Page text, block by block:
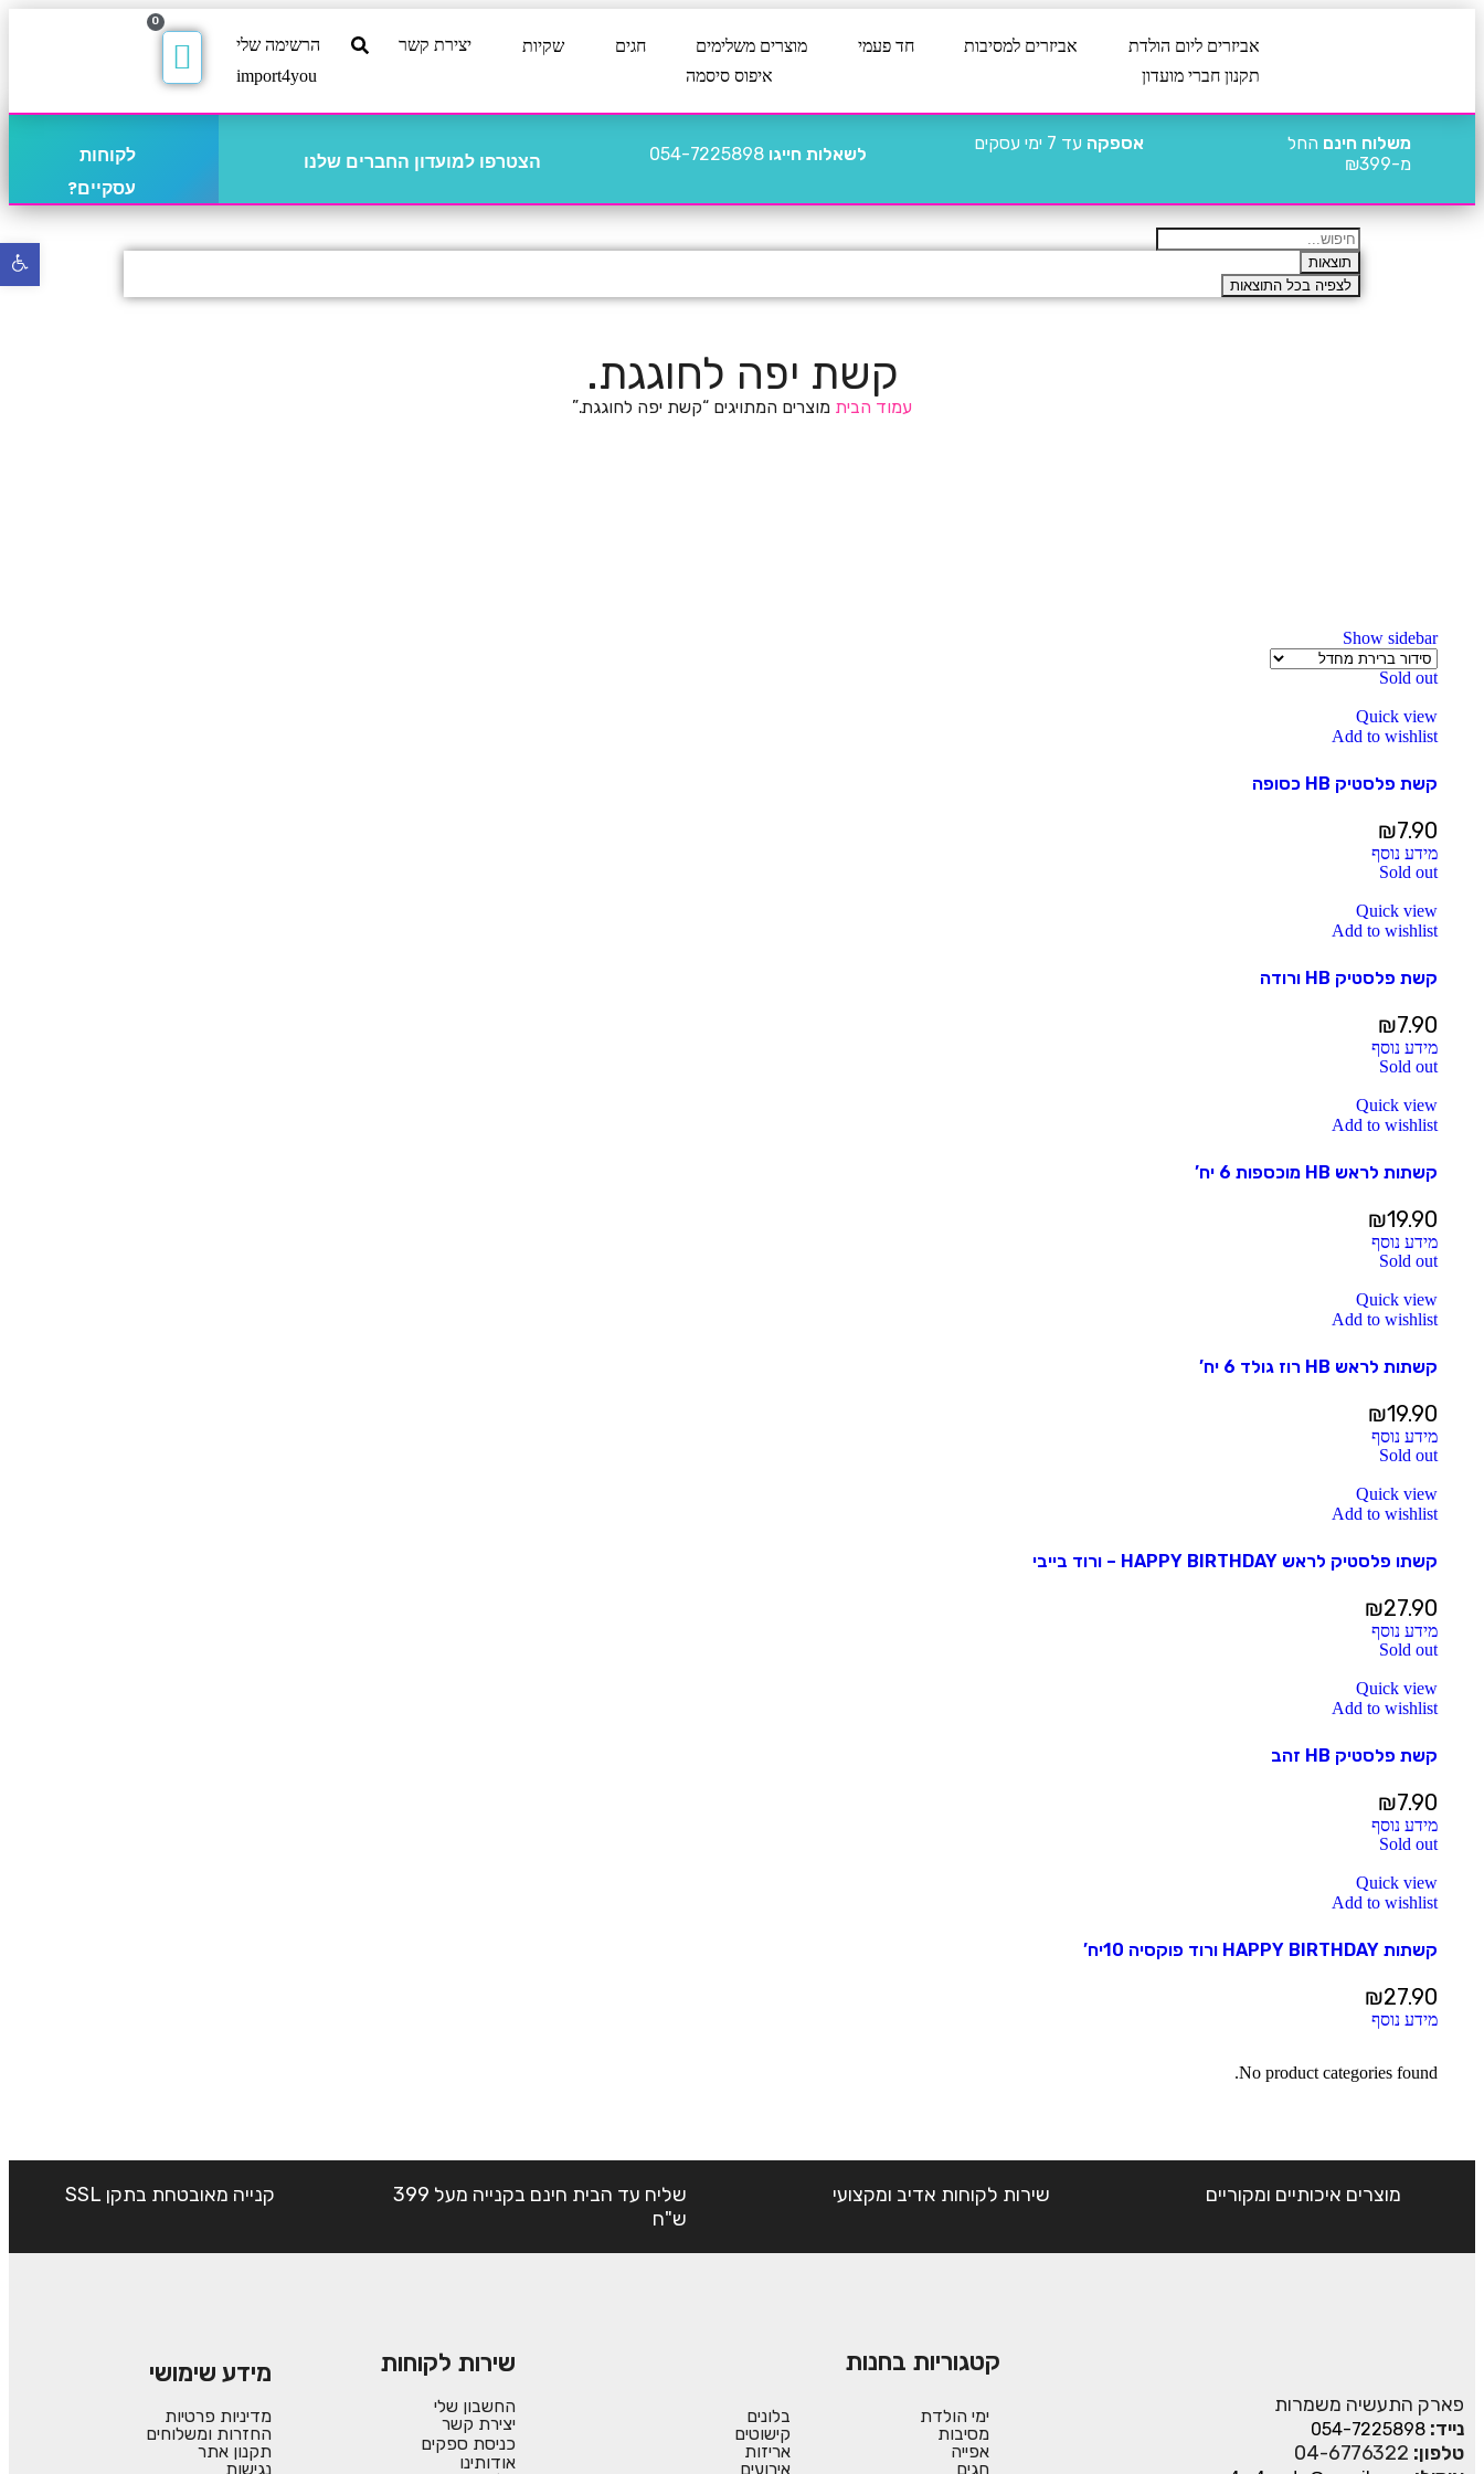
אביזרים ליום הולדת אביזרים למסיבות חד פעמי מוצרים משלימים חגים שקיות יצירת קשר
הרשימה שלי
תקנון חברי מועדון
איפוס סיסמה import4you
0
משלוח חינם החל
מ-₪399
אספקה עד 7 ימי עסקים
לשאלות חייגו 054-7225898 הצטרפו למועדון החברים שלנו
לקוחות
עסקיים?
תוצאות
לצפיה בכל התוצאות
קשת יפה לחוגגת.
עמוד הבית מוצרים המתויגים “קשת יפה לחוגגת.”
Show sidebar
Sold out
Quick view
Add to wishlist
קשת פלסטיק HB כסופה
₪7.90
מידע נוסף
Sold out
Quick view
Add to wishlist
קשת פלסטיק HB ורודה
₪7.90
מידע נוסף
Sold out
Quick view
Add to wishlist
קשתות לראש HB מוכספות 6 יח’
₪19.90
מידע נוסף
Sold out
Quick view
Add to wishlist
קשתות לראש HB רוז גולד 6 יח’
₪19.90
מידע נוסף
Sold out
Quick view
Add to wishlist
קשתו פלסטיק לראש HAPPY BIRTHDAY – ורוד בייבי
₪27.90
מידע נוסף
Sold out
Quick view
Add to wishlist
קשת פלסטיק HB זהב
₪7.90
מידע נוסף
Sold out
Quick view
Add to wishlist
קשתות HAPPY BIRTHDAY ורוד פוקסיה 10יח’
₪27.90
מידע נוסף
No product categories found.
מוצרים איכותיים ומקוריים שירות לקוחות אדיב ומקצועי
שליח עד הבית חינם בקנייה מעל 399
ש"ח
קנייה מאובטחת בתקן SSL
פארק התעשיה משמרות
נייד: 054-7225898
טלפון: 04-6776322
קטגוריות בחנות
ימי הולדת
מסיבות
אפייה
חגים
בלונים
קישוטים
אריזות
אירועים
שירות לקוחות
החשבון שלי
יצירת קשר
כניסת ספקים
אודותינו
מידע שימושי
מדיניות פרטיות
החזרות ומשלוחים
תקנון אתר
נגישות
פתח